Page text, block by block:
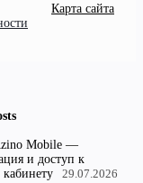
Карта сайта
Mobile —
и доступ к
29.07.2026